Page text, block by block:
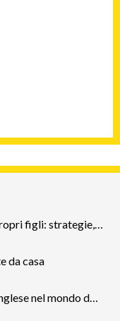
Come studiare inglese insieme ai propri figli: strategie, co
da casa
Quanto è importante conoscere l'inglese nel mondo del lavoro